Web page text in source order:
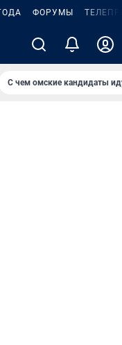
ФОРУМЫ
С чем омские кандидаты